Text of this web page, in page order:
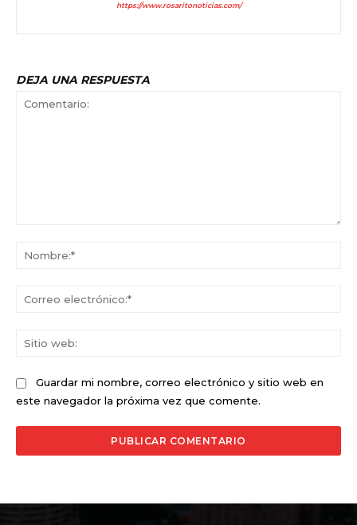
https://www.rosaritonoticias.com/
DEJA UNA RESPUESTA
Guardar mi nombre, correo electrónico y sitio web en
este navegador la próxima vez que comente.